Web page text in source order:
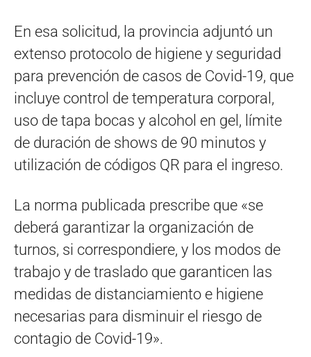
En esa solicitud, la provincia adjuntó un
extenso protocolo de higiene y seguridad
para prevención de casos de Covid-19, que
incluye control de temperatura corporal,
uso de tapa bocas y alcohol en gel, límite
de duración de shows de 90 minutos y
utilización de códigos QR para el ingreso.
La norma publicada prescribe que «se
deberá garantizar la organización de
turnos, si correspondiere, y los modos de
trabajo y de traslado que garanticen las
medidas de distanciamiento e higiene
necesarias para disminuir el riesgo de
contagio de Covid-19».